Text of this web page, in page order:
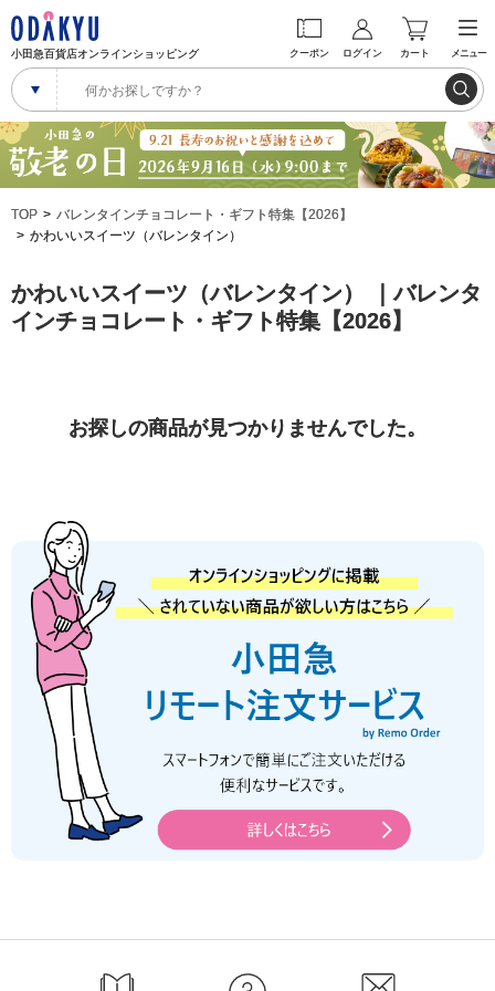
小田急百貨店オンラインショッピング クーポン ログイン カート メニュー
TOP
バレンタインチョコレート・ギフト特集【2026】
かわいいスイーツ（バレンタイン）
かわいいスイーツ（バレンタイン） ｜バレンタ
インチョコレート・ギフト特集【2026】
お探しの商品が見つかりませんでした。